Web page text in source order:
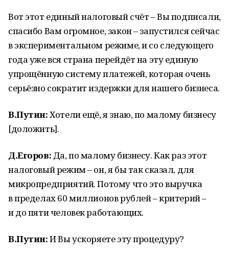
Вот этот единый налоговый счёт – Вы подписали,
спасибо Вам огромное, закон – запустился сейчас
в экспериментальном режиме, и со следующего
года уже вся страна перейдёт на эту единую
упрощённую систему платежей, которая очень
серьёзно сократит издержки для нашего бизнеса.
В.Путин:Хотели ещё, я знаю, по малому бизнесу
[доложить].
Д.Егоров: Да, по малому бизнесу. Как раз этот
налоговый режим – он, я бы так сказал, для
микропредприятий. Потому что это выручка
в пределах 60 миллионов рублей – критерий –
и до пяти человек работающих.
В.Путин:И Вы ускоряете эту процедуру?